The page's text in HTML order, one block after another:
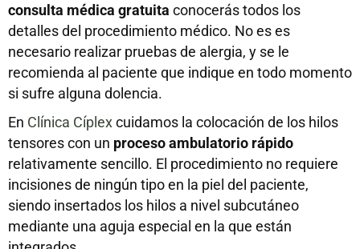
consulta médica gratuita conocerás todos los
detalles del procedimiento médico. No es es
necesario realizar pruebas de alergia, y se le
recomienda al paciente que indique en todo momento
si sufre alguna dolencia.
En Clínica Cíplexcuidamos la colocación de los hilos
tensores con un proceso ambulatorio rápido
relativamente sencillo. El procedimiento no requiere
incisiones de ningún tipo en la piel del paciente,
siendo insertados los hilos a nivel subcutáneo
mediante una aguja especial en la que están